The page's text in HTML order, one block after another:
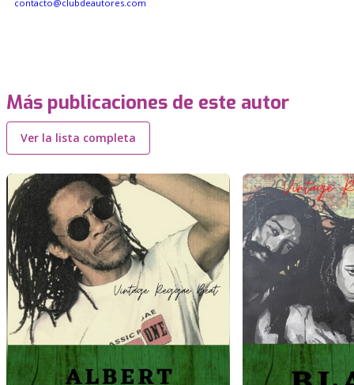
contacto@clubdeautores.com
Más publicaciones de este autor
Ver la lista completa